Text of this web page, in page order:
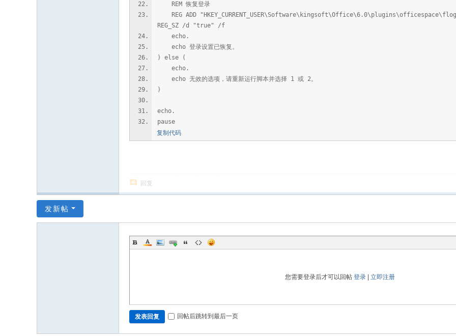
REM 恢复登录
REG ADD
REG_SZ /d "true" /f
echo.
echo 登录设置已恢复。
) else (
echo.
echo 无效的选项，请重新运行脚本并选择 1 或 2。
)
echo.
pause
复制代码
回复
发新帖
您需要登录后才可以回帖 登录| 立即注册
发表回复 回帖后跳转到最后一页